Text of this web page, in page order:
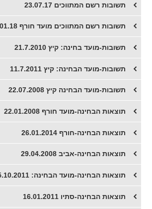
תשובות רשם המתווכים 23.07.17
תשובות רשם המתווכים מועד חורף 08.01.18
תשובות-מועד בחינה: קיץ 21.7.2010
תשובות-מועד הבחינה: קיץ 11.7.2011
תשובות-מועד הבחינה קיץ 22.07.2008
תוצאות הבחינה-מועד חורף 22.01.2008
תוצאות הבחינה-חורף 26.01.2014
תוצאות הבחינה-אביב 29.04.2008
תוצאות הבחינה-מועד הבחינה: 25.10.2011
תוצאות הבחינה-סתיו 16.01.2011